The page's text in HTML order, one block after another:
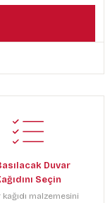
Duvar
Seçin
kağıdı malzemesini